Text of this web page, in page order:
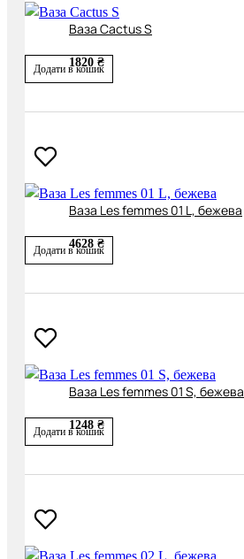
Ваза Cactus S
1820 ₴
Додати в кошик
Ваза Les femmes 01 L, бежева
4628 ₴
Додати в кошик
Ваза Les femmes 01 S, бежева
1248 ₴
Додати в кошик